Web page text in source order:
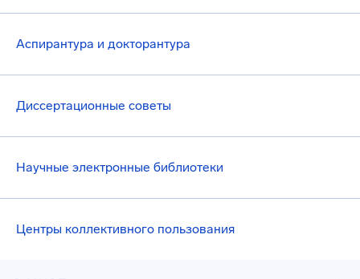
Аспирантура и докторантура
Диссертационные советы
Научные электронные библиотеки
Центры коллективного пользования